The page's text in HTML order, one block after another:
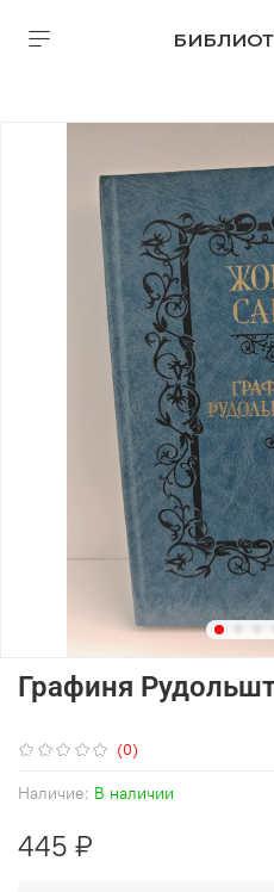
(0)
Наличие: В наличии
Графиня
445 ₽